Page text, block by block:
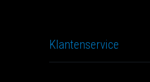
Klantenservice